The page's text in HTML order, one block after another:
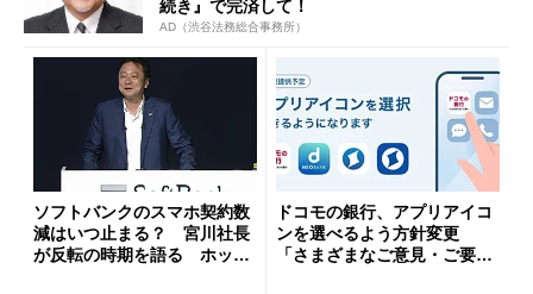
続き』で完済して！
AD（渋谷法務総合事務所）
ソフトバンクのスマホ契約数
減はいつ止まる？ 宮川社長
が反転の時期を語る ホッピ
ドコモの銀行、アプリアイコ
ンを選べるよう方針変更
「さまざまなご意見・ご要望